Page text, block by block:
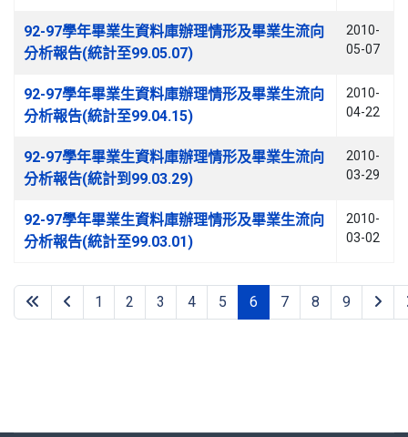
92-97學年畢業生資料庫辦理情形及畢業生流向
分析報告(統計至99.05.07)
2010-
05-07
92-97學年畢業生資料庫辦理情形及畢業生流向
分析報告(統計至99.04.15)
2010-
04-22
92-97學年畢業生資料庫辦理情形及畢業生流向
分析報告(統計到99.03.29)
2010-
03-29
92-97學年畢業生資料庫辦理情形及畢業生流向
分析報告(統計至99.03.01)
2010-
03-02
第 6 頁，共 9 頁
1 2 3 4 5 6 7 8 9